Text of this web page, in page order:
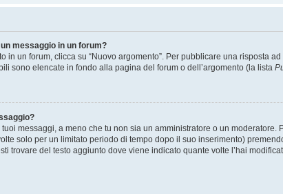
messaggio in un forum?
in un forum, clicca su “Nuovo argomento”. Per pubblicare una risposta
sono elencate in fondo alla pagina del forum o dell’argomento (la lista
messaggi, a meno che tu non sia un amministratore o un
solo per un limitato periodo di tempo dopo il suo inserimento)
trovare del testo aggiunto dove viene indicato quante volte l’hai